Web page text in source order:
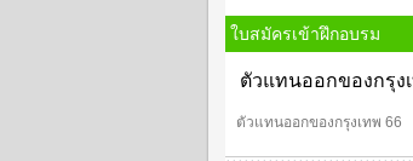
ใบสมัครเข้าฝึกอบรม
ตัวแทนออกของกรุง
ตัวแทนออกของกรุงเทพ 66